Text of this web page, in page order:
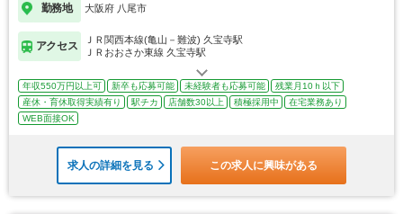
勤務地 大阪府 八尾市
アクセス
ＪＲ関西本線(亀山－難波) 久宝寺駅
ＪＲおおさか東線 久宝寺駅
年収550万円以上可 新卒も応募可能 未経験者も応募可能
残業月10ｈ以下
産休・育休取得実績有り
駅チカ 店舗数30以上 積極採用中
在宅業務あり
WEB面接OK
求人の詳細を見る この求人に興味がある